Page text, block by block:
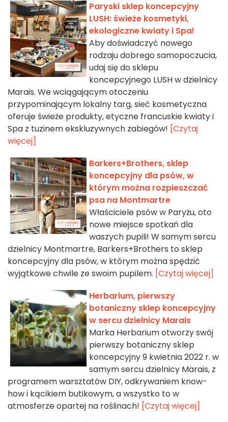
Paryski sklep koncepcyjny
LUSH: świeże kosmetyki,
ekologiczne kwiaty i Spa!
Aby doświadczyć nowego
rodzaju dobrego samopoczucia,
udaj się do sklepu
koncepcyjnego LUSH w dzielnicy
Marais. We wciągającym otoczeniu
przypominającym lokalny targ, sieć kosmetyczna
oferuje świeże produkty, etyczne francuskie kwiaty i
Spa z tuzinem ekskluzywnych zabiegów! [Czytaj
więcej]
Barkers+Brothers, sklep
koncepcyjny dla psów, w
którym można rozpieszczać
psa na Montmartre
Właściciele psów w Paryżu, oto
nowe miejsce spotkań dla
waszych pupili! W samym sercu
dzielnicy Montmartre, Barkers+Brothers to sklep
koncepcyjny dla psów, w którym można spędzić
wyjątkowe chwile ze swoim pupilem. [Czytaj więcej]
Herbarium, pierwszy
botaniczny sklep koncepcyjny
w sercu dzielnicy Marais
Marka Herbarium otworzy swój
pierwszy botaniczny sklep
koncepcyjny 9 kwietnia 2022 r. w
samym sercu dzielnicy Marais, z
programem warsztatów DIY, odkrywaniem know-
how i kącikiem butikowym, a wszystko to w
atmosferze opartej na roślinach! [Czytaj więcej]